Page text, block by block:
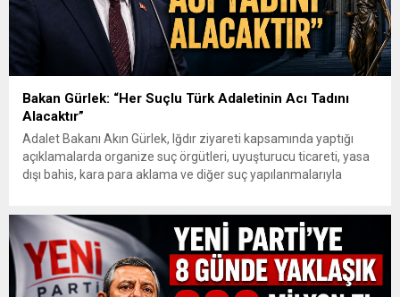
Bakan Gürlek: “Her Suçlu Türk Adaletinin Acı Tadını
Alacaktır”
Adalet Bakanı Akın Gürlek, Iğdır ziyareti kapsamında yaptığı
açıklamalarda organize suç örgütleri, uyuşturucu ticareti, yasa
dışı bahis, kara para aklama ve diğer suç yapılanmalarıyla
kullanıldığını belirterek, “Biz artık suç örgütleri ve illegal
yapılanmaların bir adım...